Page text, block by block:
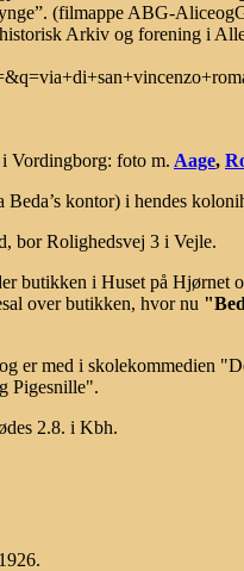
(filmappe ABG-
Arkiv og forening i
i Vordingborg: foto m. Aage,
Beda’s kontor) i hendes
bor Rolighedsvej 3 i Vejle.
butikken i Huset på Hjørnet
over butikken, hvor nu
er med i skolekommedien
Pigesnille".
2.8. i Kbh.